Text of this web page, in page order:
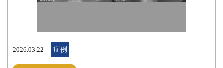
相談ください。 みらい歯科では様々なケースにご対応できるよ
2026.03.22 症例